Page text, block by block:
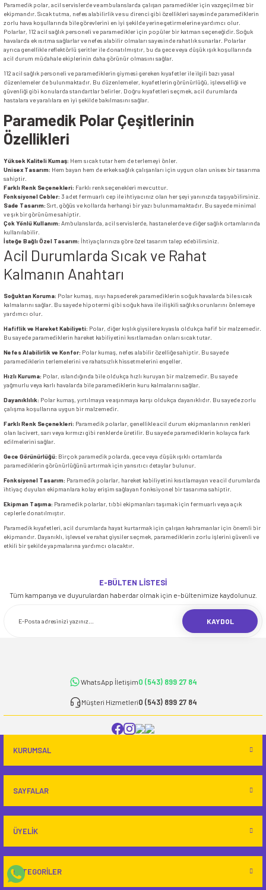
Paramedik polar, acil servislerde ve ambulanslarda çalışan paramedikler için vazgeçilmez bir
ekipmandır. Sıcak tutma, nefes alabilirlik ve su direnci gibi özellikleri sayesinde paramediklerin
zorlu hava koşullarında bile görevlerini en iyi şekilde yerine getirmelerine yardımcı olur.
Polarlar, 112 acil sağlık personeli ve paramedikler için popüler bir katman seçeneğidir. Soğuk
havalarda ek ısıtma sağlarlar ve nefes alabilir olmaları sayesinde rahatlık sunarlar. Polarlar
ayrıca genellikle reflektörlü şeritler ile donatılmıştır, bu da gece veya düşük ışık koşullarında
acil durum müdahale ekiplerinin daha görünür olmasını sağlar.
112 acil sağlık personeli ve paramediklerin giymesi gereken kıyafetler ile ilgili bazı yasal
düzenlemeler de bulunmaktadır. Bu düzenlemeler, kıyafetlerin görünürlüğü, işlevselliği ve
güvenliği gibi konularda standartlar belirler. Doğru kıyafetleri seçmek, acil durumlarda
hastalara ve yaralılara en iyi şekilde bakılmasını sağlar.
Paramedik Polar Çeşitlerinin
Özellikleri
Yüksek Kaliteli Kumaş: Hem sıcak tutar hem de terlemeyi önler.
Unisex Tasarım: Hem bayan hem de erkek sağlık çalışanları için uygun olan unisex bir tasarıma
sahiptir.
Farklı Renk Seçenekleri: Farklı renk seçenekleri mevcuttur.
Fonksiyonel Cebler: 3 adet fermuarlı cep ile ihtiyacınız olan her şeyi yanınızda taşıyabilirsiniz.
Sade Tasarım: Sırt, göğüs ve kollarda herhangi bir yazı bulunmamaktadır. Bu sayede minimal
ve şık bir görünüme sahiptir.
Çok Yönlü Kullanım: Ambulanslarda, acil servislerde, hastanelerde ve diğer sağlık ortamlarında
kullanılabilir.
İsteğe Bağlı Özel Tasarım: İhtiyaçlarınıza göre özel tasarım talep edebilirsiniz.
Acil Durumlarda Sıcak ve Rahat
Kalmanın Anahtarı
Soğuktan Koruma: Polar kumaş, ısıyı hapsederek paramediklerin soğuk havalarda bile sıcak
kalmalarını sağlar. Bu sayede hipotermi gibi soğuk hava ile ilişkili sağlık sorunlarını önlemeye
yardımcı olur.
Hafiflik ve Hareket Kabiliyeti: Polar, diğer kışlık giysilere kıyasla oldukça hafif bir malzemedir.
Bu sayede paramediklerin hareket kabiliyetini kısıtlamadan onları sıcak tutar.
Nefes Alabilirlik ve Konfor: Polar kumaş, nefes alabilir özelliğe sahiptir. Bu sayede
paramediklerin terlemelerini ve rahatsızlık hissetmelerini engeller.
Hızlı Kuruma: Polar, ıslandığında bile oldukça hızlı kuruyan bir malzemedir. Bu sayede
yağmurlu veya karlı havalarda bile paramediklerin kuru kalmalarını sağlar.
Dayanıklılık: Polar kumaş, yırtılmaya ve aşınmaya karşı oldukça dayanıklıdır. Bu sayede zorlu
çalışma koşullarına uygun bir malzemedir.
Farklı Renk Seçenekleri: Paramedik polarlar, genellikle acil durum ekipmanlarının renkleri
olan lacivert, sarı veya kırmızı gibi renklerde üretilir. Bu sayede paramediklerin kolayca fark
edilmelerini sağlar.
Gece Görünürlüğü: Birçok paramedik polarda, gece veya düşük ışıklı ortamlarda
paramediklerin görünürlüğünü artırmak için yansıtıcı detaylar bulunur.
Fonksiyonel Tasarım: Paramedik polarlar, hareket kabiliyetini kısıtlamayan ve acil durumlarda
ihtiyaç duyulan ekipmanlara kolay erişim sağlayan fonksiyonel bir tasarıma sahiptir.
Ekipman Taşıma: Paramedik polarlar, tıbbi ekipmanları taşımak için fermuarlı veya açık
ceplerle donatılmıştır.
Paramedik kıyafetleri, acil durumlarda hayat kurtarmak için çalışan kahramanlar için önemli bir
ekipmandır. Dayanıklı, işlevsel ve rahat giysiler seçmek, paramediklerin zorlu işlerini güvenli ve
etkili bir şekilde yapmalarına yardımcı olacaktır.
E-BÜLTEN LİSTESİ
Tüm kampanya ve duyurulardan haberdar olmak için e-bültenimize kaydolunuz.
KAYDOL
WhatsApp İletişim0 (543) 899 27 84
Müşteri Hizmetleri0 (543) 899 27 84
KURUMSAL
SAYFALAR
ÜYELİK
KATEGORİLER